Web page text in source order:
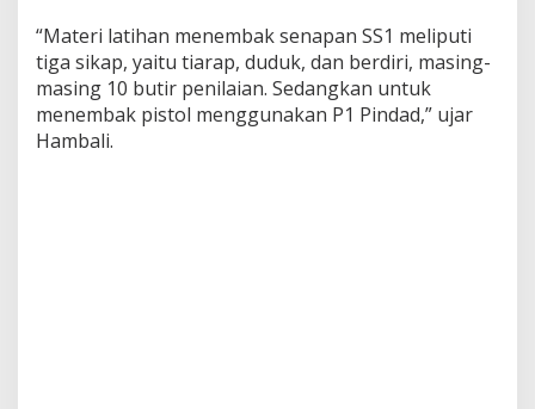
“Materi latihan menembak senapan SS1 meliputi
tiga sikap, yaitu tiarap, duduk, dan berdiri, masing-
masing 10 butir penilaian. Sedangkan untuk
menembak pistol menggunakan P1 Pindad,” ujar
Hambali.